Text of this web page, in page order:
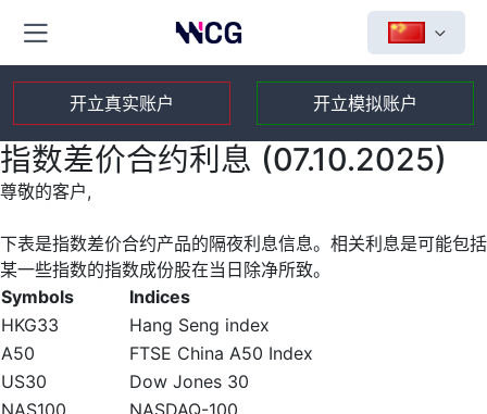
开立真实账户 开立模拟账户
指数差价合约利息 (07.10.2025)
尊敬的客户,
下表是指数差价合约产品的隔夜利息信息。相关利息是可能包括
某一些指数的指数成份股在当日除净所致。
Symbols
Indices
HKG33
Hang Seng index
A50
FTSE China A50 Index
US30
Dow Jones 30
NAS100
NASDAQ-100